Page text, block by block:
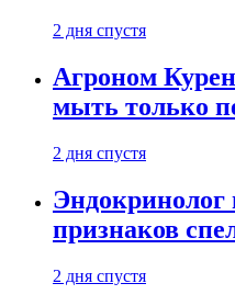
2 дня спустя
Агроном
мыть только
2 дня спустя
Эндокринолог
признаков
2 дня спустя